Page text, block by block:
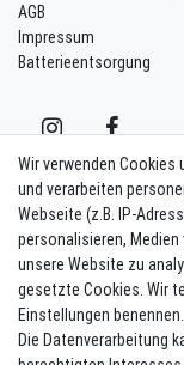
AGB
Impressum
Batterieentsorgung
Newsletter
Melde Dich an um alle
die
Wir verwenden
und verarbeiten
Webseite (z.B. IP-
personalisieren,
unsere Website zu
gesetzte Cookies. Wir
Einstellungen benennen.
Die Datenverarbeitung